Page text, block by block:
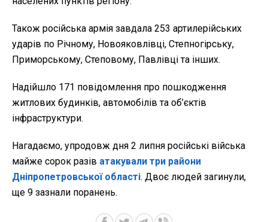
Також російська армія завдала 253 артилерійських
ударів по Річному, Новояковлівці, Степногірську,
Приморському, Степовому, Павлівці та інших.
Надійшло 171 повідомлення про пошкодження
житлових будинків, автомобілів та об’єктів
інфраструктури.
Нагадаємо, упродовж дня 2 липня російські війська
майже сорок разів атакували три райони
Дніпропетровської області. Двоє людей загинули,
ще 9 зазнали поранень.